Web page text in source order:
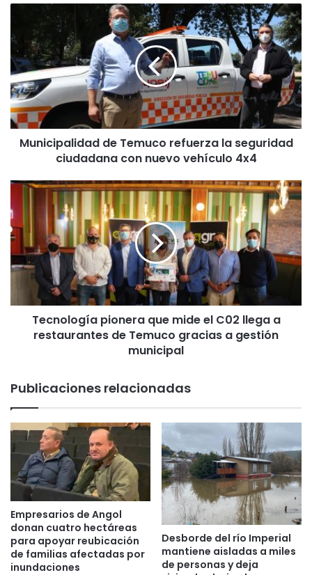
n
i
c
i
p
a
l
d
d
e
T
e
m
u
r
z
l
a
e
i
d
a
Municipalidad de Temuco refuerza la seguridad
ciudadana con nuevo vehículo 4x4
T
e
c
n
o
o
í
e
r
a
q
u
m
d
e
e
l
C
Tecnología pionera que mide el C02 llega a
restaurantes de Temuco gracias a gestión
municipal
Publicaciones relacionadas
Empresarios de Angol
donan cuatro hectáreas
para apoyar reubicación
de familias afectadas por
inundaciones
Desborde del río Imperial
mantiene aisladas a miles
de personas y deja